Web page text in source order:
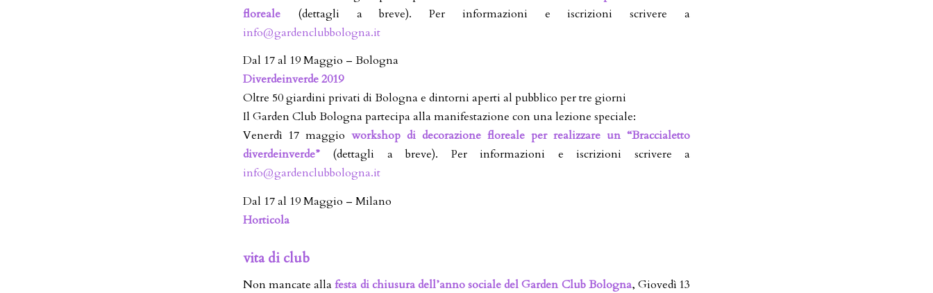
floreale (dettagli a breve). Per informazioni e iscrizioni scrivere a
info@gardenclubbologna.it
Dal 17 al 19 Maggio – Bologna
Diverdeinverde 2019
Oltre 50 giardini privati di Bologna e dintorni aperti al pubblico per tre giorni
Il Garden Club Bologna partecipa alla manifestazione con una lezione speciale:
Venerdì 17 maggio workshop di decorazione floreale per realizzare un “Braccialetto
diverdeinverde” (dettagli a breve). Per informazioni e iscrizioni scrivere a
info@gardenclubbologna.it
Dal 17 al 19 Maggio – Milano
Horticola
vita di club
Non mancate allafesta di chiusura dell’anno sociale del Garden Club Bologna, Giovedì 13